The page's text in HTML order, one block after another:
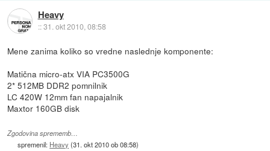
Heavy
::31. okt 2010, 08:58
Mene zanima koliko so vredne naslednje komponente:
Matična micro-atx VIA PC3500G
2* 512MB DDR2 pomnilnik
LC 420W 12mm fan napajalnik
Maxtor 160GB disk
Zgodovina sprememb…
spremenil: Heavy (31. okt 2010 ob 08:58)